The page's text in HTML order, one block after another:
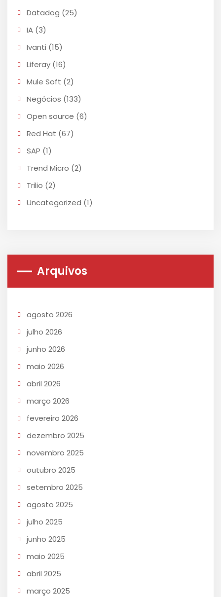
Datadog (25)
IA (3)
Ivanti (15)
Liferay (16)
Mule Soft (2)
Negócios (133)
Open source (6)
Red Hat (67)
SAP (1)
Trend Micro (2)
Trilio (2)
Uncategorized (1)
Arquivos
agosto 2026
julho 2026
junho 2026
maio 2026
abril 2026
março 2026
fevereiro 2026
dezembro 2025
novembro 2025
outubro 2025
setembro 2025
agosto 2025
julho 2025
junho 2025
maio 2025
abril 2025
março 2025